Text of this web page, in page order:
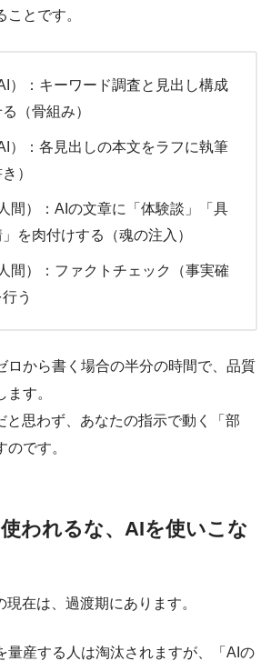
とです。
）
：キーワード調査と見出し構成
（骨組み）
）
：各見出しの本文をラフに執筆
）
間）
：AIの文章に「体験談」「具
を肉付けする（魂の注入）
間）
：ファクトチェック（事実確
う
ロから書く場合の半分の時間で、品質
す。
と思わず、あなたの指示で動く「部
です。
われるな、AIを使いこな
在は、過渡期にあります。
産する人は淘汰されますが、
「AIの